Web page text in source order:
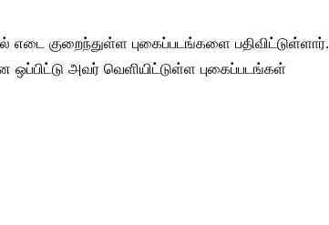
குறைந்துள்ள புகைப்படங்களை பதிவிட்டுள்ளார்.
ஒப்பிட்டு அவர் வெளியிட்டுள்ள புகைப்படங்கள்